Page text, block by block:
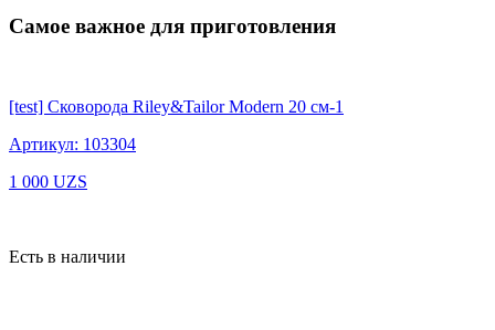
Самое важное для приготовления
[test] Сковорода Riley&Tailor Modern 20 см-1
Артикул: 103304
1 000 UZS
Есть в наличии